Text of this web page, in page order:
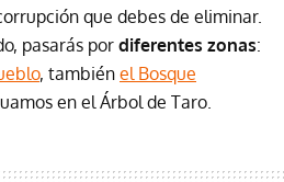
que debes de eliminar.
pasarás por diferentes zonas:
, también el Bosque
en el Árbol de Taro.